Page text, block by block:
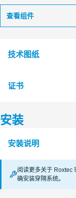
查看组件
技术图纸
S1008220 GE FRAME
证书
认证机构
Deutsches Institut für
安装
安装说明
GE (en)
阅读更多关于 Roxtec
确安装穿隔系统。